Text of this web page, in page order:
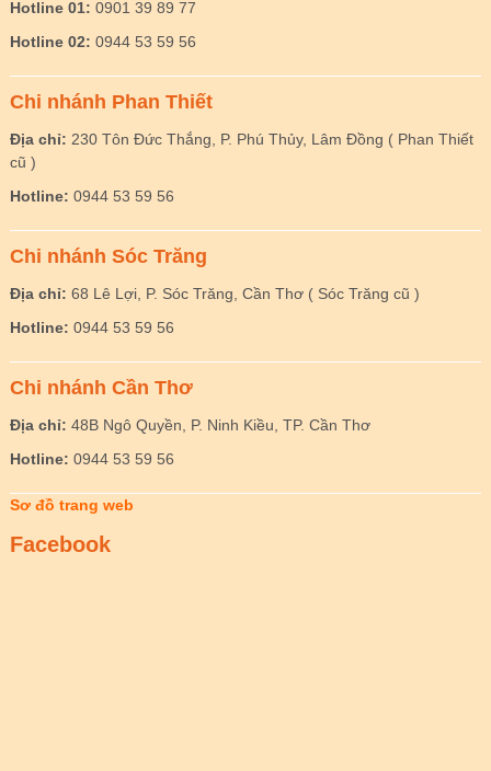
Hotline 01: 0901 39 89 77
Hotline 02: 0944 53 59 56
Chi nhánh Phan Thiết
Địa chỉ: 230 Tôn Đức Thắng, P. Phú Thủy, Lâm Đồng ( Phan Thiết
cũ )
Hotline: 0944 53 59 56
Chi nhánh Sóc Trăng
Địa chỉ: 68 Lê Lợi, P. Sóc Trăng, Cần Thơ ( Sóc Trăng cũ )
Hotline: 0944 53 59 56
Chi nhánh Cần Thơ
Địa chỉ: 48B Ngô Quyền, P. Ninh Kiều, TP. Cần Thơ
Hotline: 0944 53 59 56
Sơ đồ trang web
Facebook